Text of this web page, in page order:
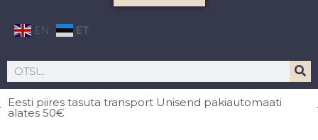
EN ET
Eesti piires tasuta transport Unisend pakiautomaati
alates 50€